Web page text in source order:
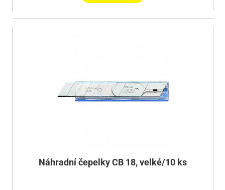
Náhradní čepelky CB 18, velké/10 ks